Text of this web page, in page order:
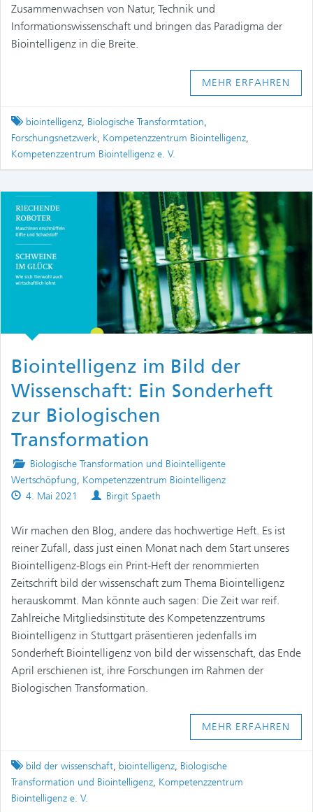
Zusammenwachsen von Natur, Technik und
Informationswissenschaft und bringen das Paradigma der
Biointelligenz in die Breite.
MEHR ERFAHREN
Tagged
biointelligenz, Biologische Transformtation,
Forschungsnetzwerk, Kompetenzzentrum Biointelligenz,
Kompetenzzentrum Biointelligenz e. V.
Biointelligenz im Bild der
Wissenschaft: Ein Sonderheft
zur Biologischen
Transformation
Posted
in
Biologische Transformation und Biointelligente
Wertschöpfung, Kompetenzzentrum Biointelligenz
Published
4. Mai 2021 Authors
Birgit Spaeth
Wir machen den Blog, andere das hochwertige Heft. Es ist
reiner Zufall, dass just einen Monat nach dem Start unseres
Biointelligenz-Blogs ein Print-Heft der renommierten
Zeitschrift bild der wissenschaft zum Thema Biointelligenz
herauskommt. Man könnte auch sagen: Die Zeit war reif.
Zahlreiche Mitgliedsinstitute des Kompetenzzentrums
Biointelligenz in Stuttgart präsentieren jedenfalls im
Sonderheft Biointelligenz von bild der wissenschaft, das Ende
April erschienen ist, ihre Forschungen im Rahmen der
Biologischen Transformation.
MEHR ERFAHREN
Tagged
bild der wissenschaft, biointelligenz, Biologische
Transformation und Biointelligenz, Kompetenzzentrum
Biointelligenz e. V.